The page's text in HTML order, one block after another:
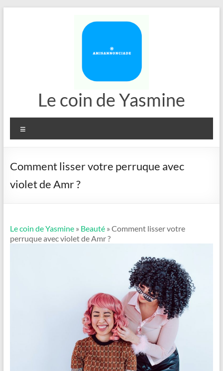
Le coin de Yasmine
Comment lisser votre perruque avec
violet de Amr ?
Le coin de Yasmine» Beauté» Comment lisser votre
perruque avec violet de Amr ?